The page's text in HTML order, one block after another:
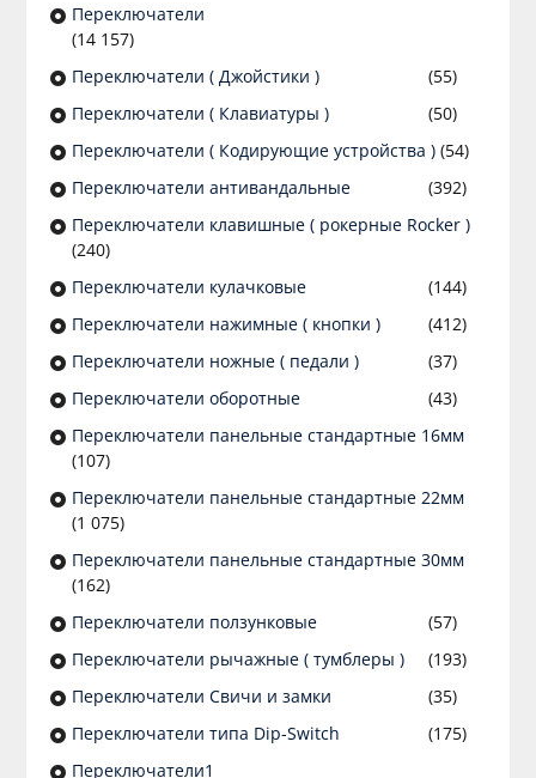
Переключатели
(14 157)
Переключатели ( Джойстики )
(55)
Переключатели ( Клавиатуры )
(50)
Переключатели ( Кодирующие устройства )(54)
Переключатели антивандальные
(392)
Переключатели клавишные ( рокерные Rocker )
(240)
Переключатели кулачковые
(144)
Переключатели нажимные ( кнопки )
(412)
Переключатели ножные ( педали )
(37)
Переключатели оборотные
(43)
Переключатели панельные стандартные 16мм
(107)
Переключатели панельные стандартные 22мм
(1 075)
Переключатели панельные стандартные 30мм
(162)
Переключатели ползунковые
(57)
Переключатели рычажные ( тумблеры )
(193)
Переключатели Свичи и замки
(35)
Переключатели типа Dip-Switch
(175)
Переключатели1